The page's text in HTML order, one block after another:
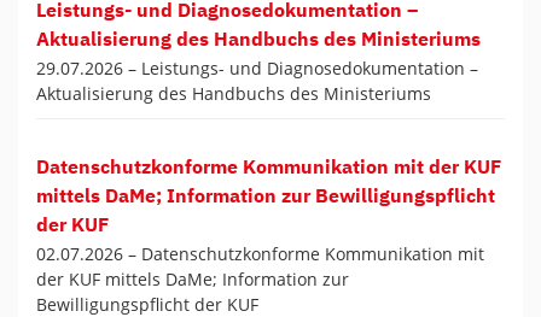
Leistungs- und Diagnosedokumentation –
Aktualisierung des Handbuchs des Ministeriums
29.07.2026 – Leistungs- und Diagnosedokumentation –
Aktualisierung des Handbuchs des Ministeriums
Datenschutzkonforme Kommunikation mit der KUF
mittels DaMe; Information zur Bewilligungspflicht
der KUF
02.07.2026 – Datenschutzkonforme Kommunikation mit
der KUF mittels DaMe; Information zur
Bewilligungspflicht der KUF